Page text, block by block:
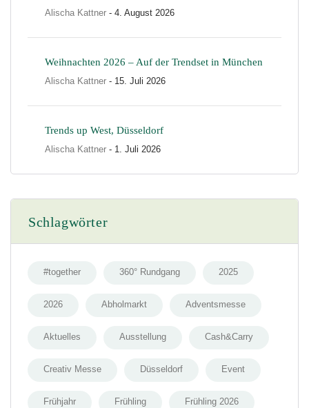
Alischa Kattner - 4. August 2026
Weihnachten 2026 – Auf der Trendset in München
Alischa Kattner - 15. Juli 2026
Trends up West, Düsseldorf
Alischa Kattner - 1. Juli 2026
Schlagwörter
#together 360° Rundgang 2025
2026 Abholmarkt Adventsmesse
Aktuelles Ausstellung Cash&Carry
Creativ Messe Düsseldorf Event
Frühjahr Frühling Frühling 2026